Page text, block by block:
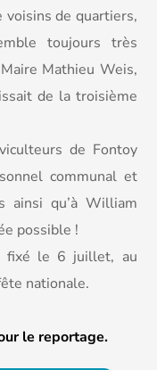
voisins de quartiers,
toujours très
Mathieu Weis,
de la troisième
de Fontoy
communal et
ainsi qu’à William
possible !
fixé le 6 juillet, au
nationale.
le reportage.